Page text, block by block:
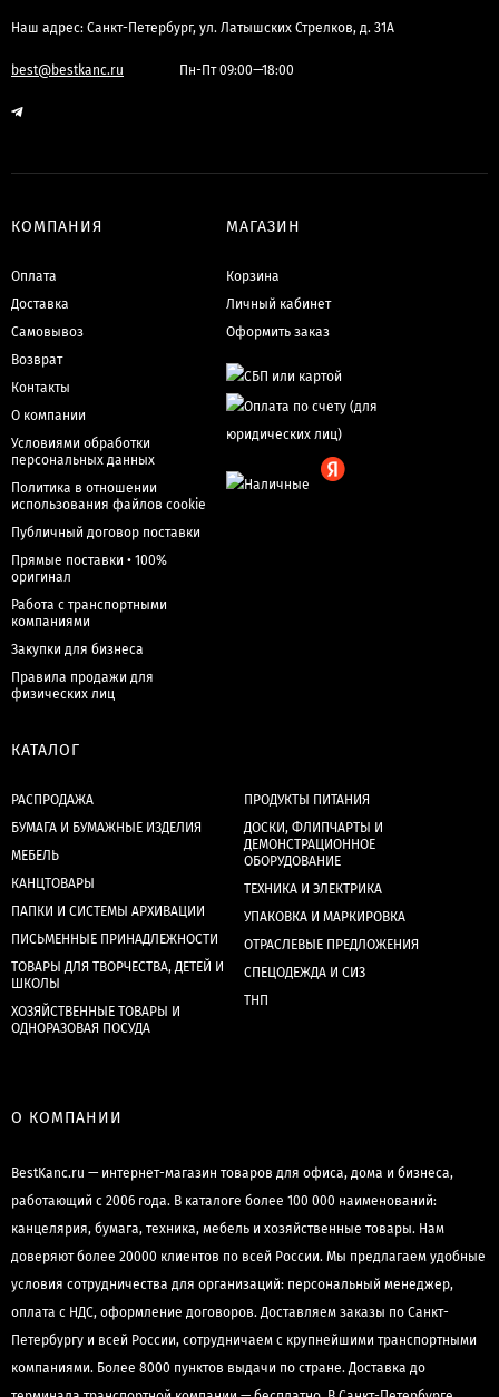
Наш адрес: Санкт-Петербург, ул. Латышских Стрелков, д. 31А
best@bestkanc.ru Пн-Пт 09:00—18:00
КОМПАНИЯ
Оплата
Доставка
Самовывоз
Возврат
Контакты
О компании
Условиями обработки
персональных данных
Политика в отношении
использования файлов cookie
Публичный договор поставки
Прямые поставки • 100%
оригинал
Работа с транспортными
компаниями
Закупки для бизнеса
Правила продажи для
физических лиц
МАГАЗИН
Корзина
Личный кабинет
Оформить заказ
КАТАЛОГ
РАСПРОДАЖА
БУМАГА И БУМАЖНЫЕ ИЗДЕЛИЯ
МЕБЕЛЬ
КАНЦТОВАРЫ
ПАПКИ И СИСТЕМЫ АРХИВАЦИИ
ПИСЬМЕННЫЕ ПРИНАДЛЕЖНОСТИ
ТОВАРЫ ДЛЯ ТВОРЧЕСТВА, ДЕТЕЙ И
ШКОЛЫ
ХОЗЯЙСТВЕННЫЕ ТОВАРЫ И
ОДНОРАЗОВАЯ ПОСУДА
ПРОДУКТЫ ПИТАНИЯ
ДОСКИ, ФЛИПЧАРТЫ И
ДЕМОНСТРАЦИОННОЕ
ОБОРУДОВАНИЕ
ТЕХНИКА И ЭЛЕКТРИКА
УПАКОВКА И МАРКИРОВКА
ОТРАСЛЕВЫЕ ПРЕДЛОЖЕНИЯ
СПЕЦОДЕЖДА И СИЗ
ТНП
О КОМПАНИИ
BestKanc.ru — интернет-магазин товаров для офиса, дома и бизнеса,
работающий с 2006 года. В каталоге более 100 000 наименований:
канцелярия, бумага, техника, мебель и хозяйственные товары. Нам
доверяют более 20000 клиентов по всей России. Мы предлагаем удобные
условия сотрудничества для организаций: персональный менеджер,
оплата с НДС, оформление договоров. Доставляем заказы по Санкт-
Петербургу и всей России, сотрудничаем с крупнейшими транспортными
компаниями. Более 8000 пунктов выдачи по стране. Доставка до